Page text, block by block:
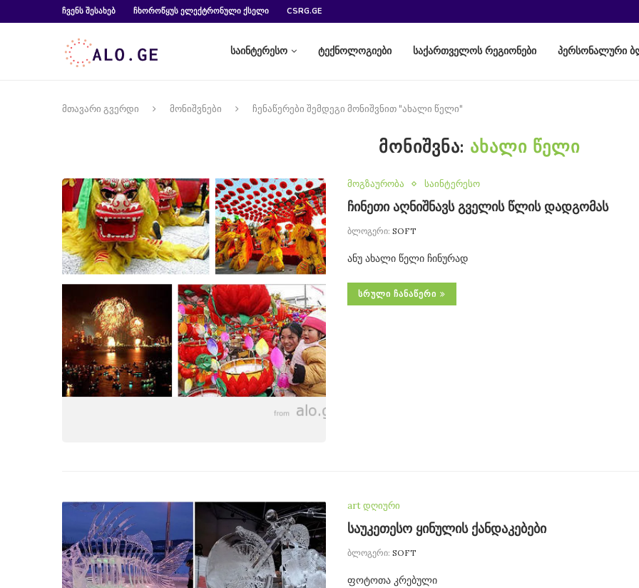
ᲩᲕᲔᲜᲡ ᲨᲔᲡᲐᲮᲔᲑ ᲩᲮᲝᲠᲝᲬᲧᲣᲡ ᲔᲚᲔᲥᲢᲠᲝᲜᲣᲚᲘ ᲥᲡᲔᲚᲘ CSRG.GE
საინტერესო ტექნოლოგიები საქართველოს რეგიონები პერსონალური
მთავარი გვერდი მონიშვნები ჩენაწერები შემდეგი მონიშვნით "ახალი წელი"
ᲛᲝᲜᲘᲨᲕᲜᲐ: ᲐᲮᲐᲚᲘ ᲬᲔᲚᲘ
მოგზაურობა საინტერესო
ჩინეთი აღნიშნავს გველის წლის დადგომას
ბლოგერი: SOFT
ანუ ახალი წელი ჩინურად
ᲡᲠᲣᲚᲘ ᲩᲐᲜᲐᲬᲔᲠᲘ
art დღიური
საუკეთესო ყინულის ქანდაკებები
ბლოგერი: SOFT
ფოტოთა კრებული